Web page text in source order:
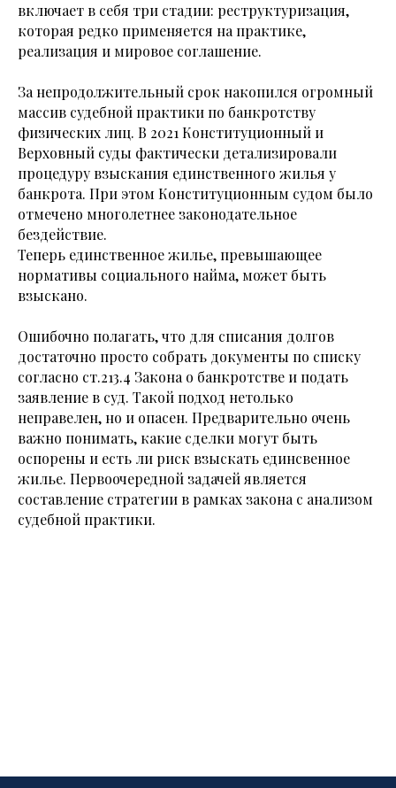
включает в себя три стадии: реструктуризация,
которая редко применяется на практике,
реализация и мировое соглашение.
За непродолжительный срок накопился огромный
массив судебной практики по банкротству
физических лиц. В 2021 Конституционный и
Верховный суды фактически детализировали
процедуру взыскания единственного жилья у
банкрота. При этом Конституционным судом было
отмечено многолетнее законодательное
бездействие.
Теперь единственное жилье, превышающее
нормативы социального найма, может быть
взыскано.
Ошибочно полагать, что для списания долгов
достаточно просто собрать документы по списку
согласно ст.213.4 Закона о банкротстве и подать
заявление в суд. Такой подход нетолько
неправелен, но и опасен. Предварительно очень
важно понимать, какие сделки могут быть
оспорены и есть ли риск взыскать единсвенное
жилье. Первоочередной задачей является
составление стратегии в рамках закона с анализом
судебной практики.